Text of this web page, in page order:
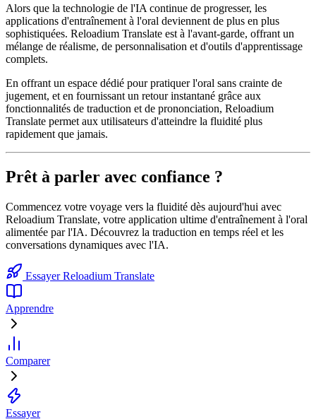
Alors que la technologie de l'IA continue de progresser, les
applications d'entraînement à l'oral deviennent de plus en plus
sophistiquées. Reloadium Translate est à l'avant-garde, offrant un
mélange de réalisme, de personnalisation et d'outils d'apprentissage
complets.
En offrant un espace dédié pour pratiquer l'oral sans crainte de
jugement, et en fournissant un retour instantané grâce aux
fonctionnalités de traduction et de prononciation, Reloadium
Translate permet aux utilisateurs d'atteindre la fluidité plus
rapidement que jamais.
Prêt à parler avec confiance ?
Commencez votre voyage vers la fluidité dès aujourd'hui avec
Reloadium Translate, votre application ultime d'entraînement à l'oral
alimentée par l'IA. Découvrez la traduction en temps réel et les
conversations dynamiques avec l'IA.
Essayer Reloadium Translate
Apprendre
Comparer
Essayer